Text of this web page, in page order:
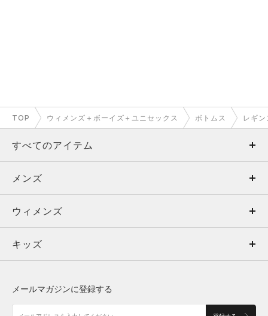
TOP ウィメンズ＋ボーイズ＋ユニセックス ボトムス レギ
すべてのアイテム
メンズ
ウィメンズ
キッズ
アクセサリー
メンズ
トップス
ボトムス
アクセサリー
ウィメンズ
トップス
シューズ
キッズ
メールマガジンに登録する